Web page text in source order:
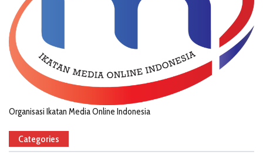
Organisasi Ikatan Media Online Indonesia
Categories